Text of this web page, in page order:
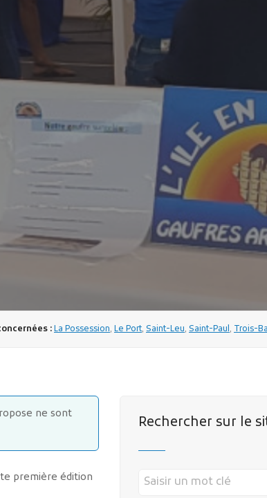
:La Possession, Le Port, Saint-Leu, Saint-Paul, Trois-
ne sont
première édition
Rechercher sur le